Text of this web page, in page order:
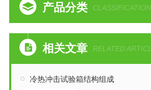
产品分类 CLASSIFICATION
相关文章 RELATED
冷热冲击试验箱结构组成